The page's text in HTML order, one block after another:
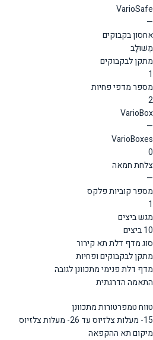
VarioSafe
—
אחסון בקבוקים
מְשׁוּלָב
מתקן לבקבוקים
1
מספר מדפי פחיות
2
VarioBox
—
VarioBoxes
0
צלחת חמאה
—
מספר קוביות פלקס
1
מגש ביצים
10 ביצים
סוג מדף דלת תא קירור
מתקן לבקבוקים ופחיות
מדף דלת פנימי מתכוונן לגובה
התאמה הדרגתית
טווח טמפרטורות מתכוונן
15- מעלות צלזיוס עד 26- מעלות צלזיוס
מיקום תא ההקפאה